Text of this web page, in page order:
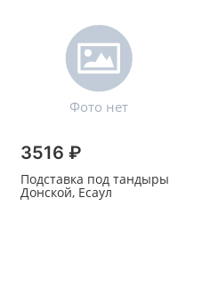
3516 ₽
Подставка под тандыры
Донской, Есаул